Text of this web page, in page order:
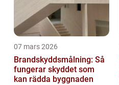
07 mars 2026
Brandskyddsmålning: Så
fungerar skyddet som
kan rädda byggnaden